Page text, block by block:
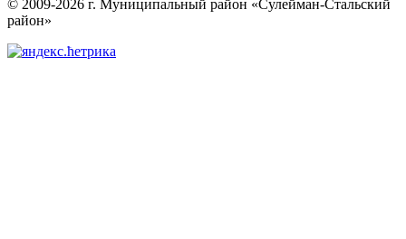
© 2009-2026 г. Муниципальный район «Сулейман-Стальский
район»